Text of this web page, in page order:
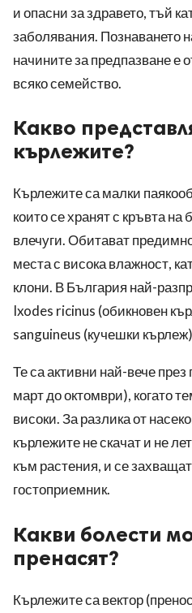
и опасни за здравето, тъй
заболявания. Познаването
начините за предпазване е
всяко семейство.
Какво
кърлежите?
Кърлежите са малки
които се хранят с кръвта
влечуги. Обитават
места с висока влажност,
клони. В България най-
Ixodes ricinus (обикновен
sanguineus (кучешки
Те са активни най-вече през
март до октомври), когато
високи. За разлика от
кърлежите не скачат и не
към растения, и се
гостоприемник.
Какви болести
пренасят?
Кърлежите са вектор